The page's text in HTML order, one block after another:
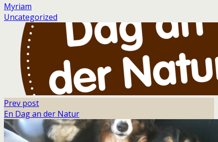
Myriam
Uncategorized
Prev post
En Dag an der Natur